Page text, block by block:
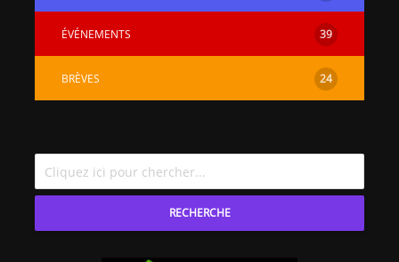
ÉVÉNEMENTS 39
BRÈVES 24
RECHERCHE